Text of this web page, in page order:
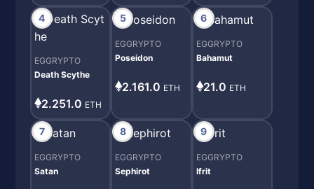
4
EGGRYPTO
Death Scythe
2.251.0 ETH
5
EGGRYPTO
Poseidon
2.161.0 ETH
6
EGGRYPTO
Bahamut
21.0 ETH
7
EGGRYPTO
Satan
8
EGGRYPTO
Sephirot
9
EGGRYPTO
Ifrit